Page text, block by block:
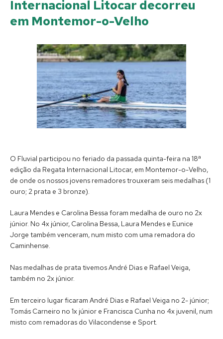
Internacional Litocar decorreu
em Montemor-o-Velho
O Fluvial participou no feriado da passada quinta-feira na 18ª
edição da Regata Internacional Litocar, em Montemor-o-Velho,
de onde os nossos jovens remadores trouxeram seis medalhas (1
ouro; 2 prata e 3 bronze).
Laura Mendes e Carolina Bessa foram medalha de ouro no 2x
júnior. No 4x júnior, Carolina Bessa, Laura Mendes e Eunice
Jorge também venceram, num misto com uma remadora do
Caminhense.
Nas medalhas de prata tivemos André Dias e Rafael Veiga,
também no 2x júnior.
Em terceiro lugar ficaram André Dias e Rafael Veiga no 2- júnior;
Tomás Carneiro no 1x júnior e Francisca Cunha no 4x juvenil, num
misto com remadoras do Vilacondense e Sport.